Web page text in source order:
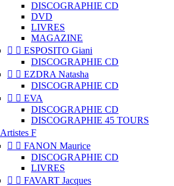
DISCOGRAPHIE CD
DVD
LIVRES
MAGAZINE
  ESPOSITO Giani
DISCOGRAPHIE CD
  EZDRA Natasha
DISCOGRAPHIE CD
  EVA
DISCOGRAPHIE CD
DISCOGRAPHIE 45 TOURS
Artistes F
  FANON Maurice
DISCOGRAPHIE CD
LIVRES
  FAVART Jacques